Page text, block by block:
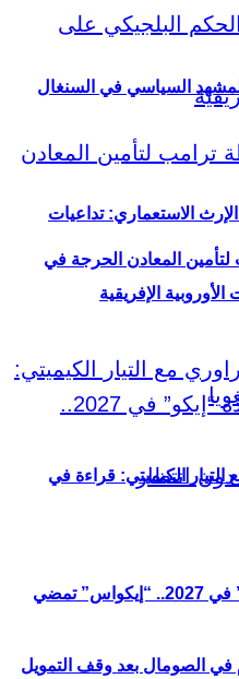
الاستعماري: تداعيات
الإفريقية
إطلاق العملة الموحدة “إيكو” في 2027.. “إيكواس” تمضي
السياسي في السنغال
المعادن الحرجة في
الكيميتي: قراءة في
الصومال بعد وقف التمويل